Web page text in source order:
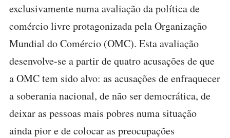
exclusivamente numa avaliação da política de
comércio livre protagonizada pela Organização
Mundial do Comércio (OMC). Esta avaliação
desenvolve-se a partir de quatro acusações de que
a OMC tem sido alvo: as acusações de enfraquecer
a soberania nacional, de não ser democrática, de
deixar as pessoas mais pobres numa situação
ainda pior e de colocar as preocupações